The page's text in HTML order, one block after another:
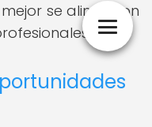
se alinee con